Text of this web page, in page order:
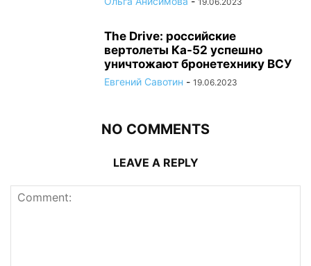
The Drive: российские
вертолеты Ка-52 успешно
уничтожают бронетехнику ВСУ
Евгений Савотин - 19.06.2023
NO COMMENTS
LEAVE A REPLY